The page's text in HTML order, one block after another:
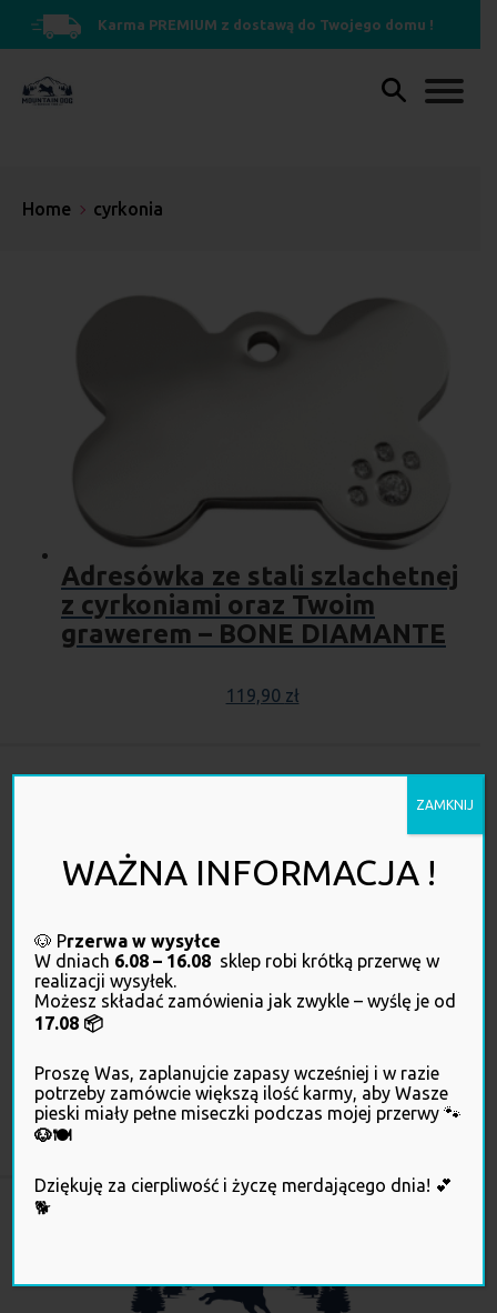
Karma PREMIUM z dostawą do Twojego domu !
Home cyrkonia
Adresówka ze stali szlachetnej
z cyrkoniami oraz Twoim
grawerem – BONE DIAMANTE
119,90 zł
Nadzór sprawuje Wojewódzki Inspektorat Weterynarii z siedzibą w
Krośnie.
Kliknij, żeby sprawdzić, czy ta strona internetowa działa zgodnie z
prawem
WAŻNA INFORMACJA !
🐶 Przerwa w wysyłce
W dniach 6.08 – 16.08 sklep robi krótką przerwę w
realizacji wysyłek.
Możesz składać zamówienia jak zwykle – wyślę je od
17.08 📦
Proszę Was, zaplanujcie zapasy wcześniej i w razie
potrzeby zamówcie większą ilość karmy, aby Wasze
pieski miały pełne miseczki podczas mojej przerwy 🐾
🐶🍽️
Dziękuję za cierpliwość i życzę merdającego dnia! 💕
🐕
ZAMKNIJ